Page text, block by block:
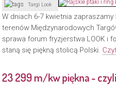
Targi Look
W dniach 6-7 kwietnia
terenów Międzynarodowych
sprawa forum fryzjerstwa LOOK i
staną się piękną stolicą Polski.
23 299 m/kw piękna -